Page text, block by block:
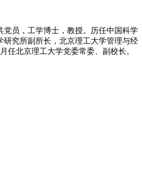
员，工学博士，教授。历任中国科学
研究所副所长，北京理工大学管理与经
任北京理工大学党委常委、副校长。